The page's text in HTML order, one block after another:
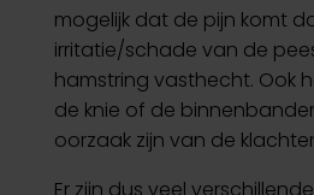
mogelijk dat de pijn komt
irritatie/schade van de
hamstring vasthecht. Ook
de knie of de
oorzaak zijn van de